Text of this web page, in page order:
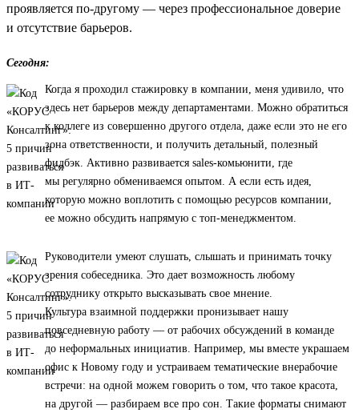
проявляется по-другому — через профессиональное доверие
и отсутствие барьеров.
Сегодня:
Когда я проходил стажировку в компании, меня удивило, что
здесь нет барьеров между департаментами. Можно обратиться
к коллеге из совершенно другого отдела, даже если это не его
зона ответственности, и получить детальный, полезный
фидбэк. Активно развивается sales-комьюнити, где
мы регулярно обмениваемся опытом. А если есть идея,
которую можно воплотить с помощью ресурсов компании,
ее можно обсудить напрямую с топ-менеджментом.
Руководители умеют слушать, слышать и принимать точку
зрения собеседника. Это дает возможность любому
сотруднику открыто высказывать свое мнение.
Культура взаимной поддержки пронизывает нашу
повседневную работу — от рабочих обсуждений в команде
до неформальных инициатив. Например, мы вместе украшаем
офис к Новому году и устраиваем тематические внерабочие
встречи: на одной можем говорить о том, что такое красота,
на другой — разбираем все про сон. Такие форматы снимают